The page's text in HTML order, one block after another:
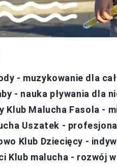
- muzykowanie dla
- nauka pływania dla
Klub Malucha Fasola -
Uszatek -
Klub Dziecięcy -
Klub malucha - rozwój